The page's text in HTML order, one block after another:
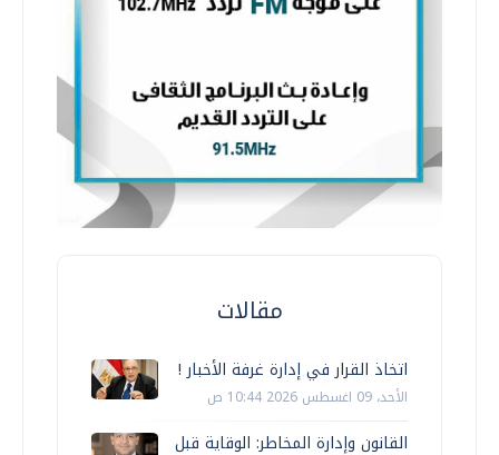
مقالات
اتخاذ القرار في إدارة غرفة الأخبار !
الأحد، 09 اغسطس 2026 10:44 ص
القانون وإدارة المخاطر: الوقاية قبل